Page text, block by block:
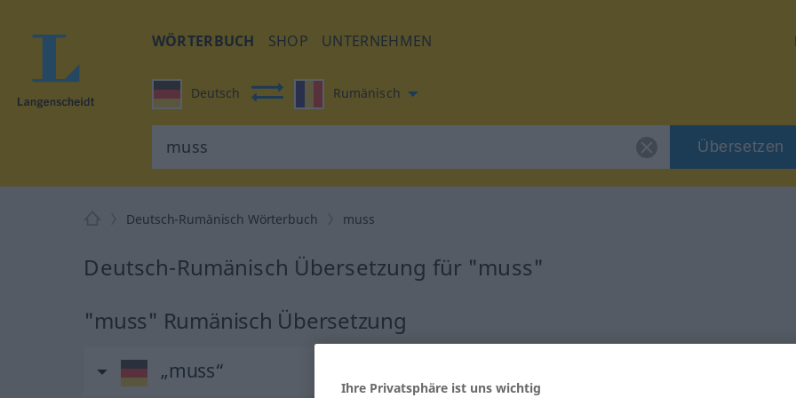
WÖRTERBUCH SHOP UNTERNEHMEN
Deutsch Rumänisch
Übersetzen
Deutsch-Rumänisch Wörterbuch muss
Deutsch-Rumänisch Übersetzung für "muss"
"muss" Rumänisch Übersetzung
„muss“
Ihre Privatsphäre ist uns wichtig